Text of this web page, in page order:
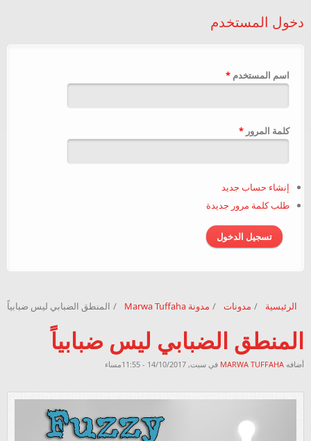
دخول المستخدم
‏اسم المستخدم ‏ *
‏كلمة المرور ‏ *
إنشاء حساب جديد
طلب كلمة مرور جديدة
الرئيسية / مدونات / مدونة Marwa Tuffaha / المنطق الضبابي ليس ضبابياً
المنطق الضبابي ليس ضبابياً
أضافه MARWA TUFFAHA في سبت, 14/10/2017 - 11:55مساء